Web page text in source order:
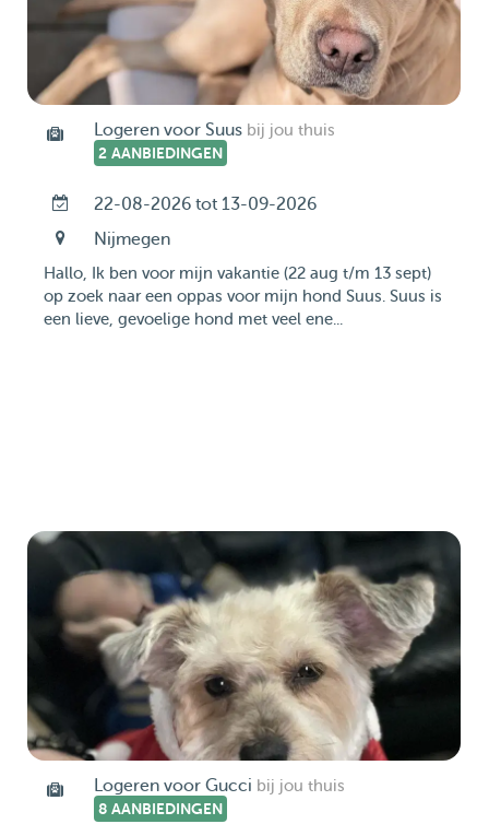
Logeren voor Suus bij jou thuis
2 AANBIEDINGEN
22-08-2026 tot 13-09-2026
Nijmegen
Hallo, Ik ben voor mijn vakantie (22 aug t/m 13 sept)
op zoek naar een oppas voor mijn hond Suus. Suus is
een lieve, gevoelige hond met veel ene...
Logeren voor Gucci bij jou thuis
8 AANBIEDINGEN